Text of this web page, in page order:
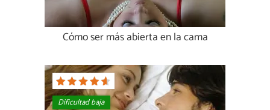
Cómo ser más abierta en la cama
Dificultad baja